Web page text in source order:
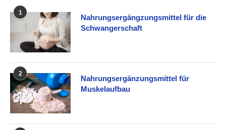
1
Nahrungsergängzungsmittel für die
Schwangerschaft
2
Nahrungsergänzungsmittel für
Muskelaufbau